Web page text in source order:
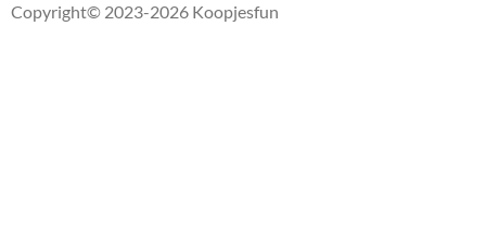
Copyright© 2023-2026 Koopjesfun